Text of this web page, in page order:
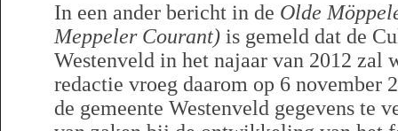
In een ander bericht in de Olde
Meppeler Courant) is gemeld dat de
Westenveld in het najaar van 2012 zal
redactie vroeg daarom op 6 november
de gemeente Westenveld gegevens te